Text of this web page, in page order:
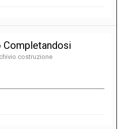
Completandosi
costruzione